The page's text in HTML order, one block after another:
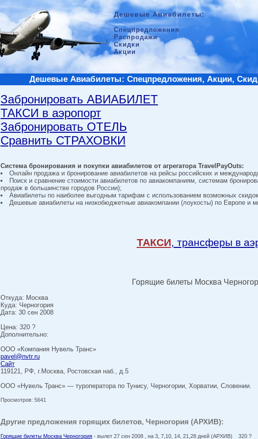
Дешевые Авиабилеты:
Спецпредложения
Распродажи
Скидки
Акции
Дешевые Авиабилеты: Спецпредложения, Акции,
Забронировать АВИАБИЛЕТ
ТАКСИ в аэропорт
Забронировать ОТЕЛЬ
Сравнить СТРАХОВКИ
Система бронирования и покупки авиабилетов от агрегатора TravelPayOuts:
Онлайн продажа и бронирование авиабилетов на рейсы российских и
Поиск и сравнение стоимости авиабилетов по авиакомпаниям, системам
продаж в большинстве городов России);
Авиабилеты по наиболее выгодным тарифам с использованием возможных
Дешевые авиабилеты на низкобюджетные авиакомпании (лоукосты) по Европе и
ТАКСИ, трансферы в
Горящие билеты Москва
Откуда: Москва
Куда: Черногория
Дата: 30 сен 2008
Цена: 320 ?
Дополнительно:
ООО «Компания Нувель Транс»
pavel@nvtr.ru
Сайт
119121, РФ, г.Москва, Ростовская наб., д.5
ООО «Нувель Транс» — туроператора по Тунису, Черногории, Хорватии, Словении.
Просмотров: 5641
Другие предложения горящих билетов, Черногория (АРХИВ):
Горящие билеты Москва Черногория - вылет 27 сен 2008 , на 3, 7,10, 14, 21,28 дней (АРХИВ) 320 ?